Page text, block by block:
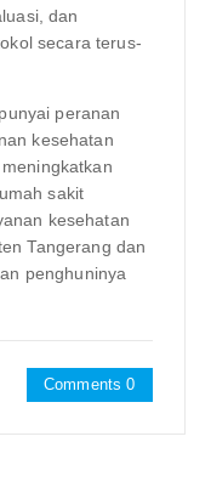
dan
secara terus-
peranan
kesehatan
sakit
kesehatan
Tangerang dan
penghuninya
Comments 0